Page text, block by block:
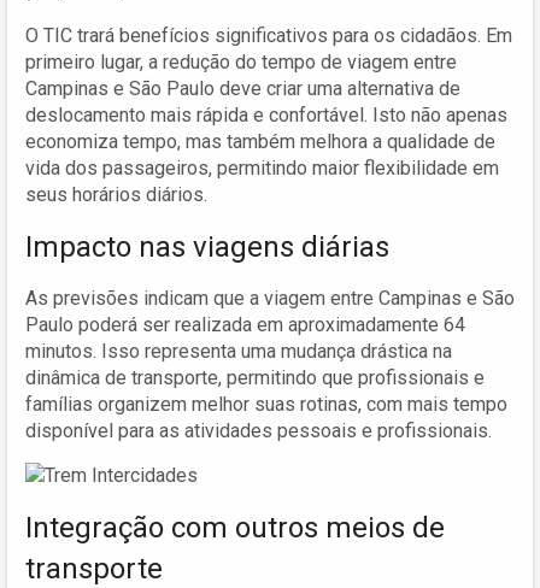
O TIC trará benefícios significativos para os cidadãos. Em
primeiro lugar, a redução do tempo de viagem entre
Campinas e São Paulo deve criar uma alternativa de
deslocamento mais rápida e confortável. Isto não apenas
economiza tempo, mas também melhora a qualidade de
vida dos passageiros, permitindo maior flexibilidade em
seus horários diários.
Impacto nas viagens diárias
As previsões indicam que a viagem entre Campinas e São
Paulo poderá ser realizada em aproximadamente 64
minutos. Isso representa uma mudança drástica na
dinâmica de transporte, permitindo que profissionais e
famílias organizem melhor suas rotinas, com mais tempo
disponível para as atividades pessoais e profissionais.
Integração com outros meios de
transporte